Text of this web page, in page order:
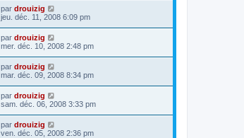
par drouizig
jeu. déc. 11, 2008 6:09 pm
par drouizig
mer. déc. 10, 2008 2:48 pm
par drouizig
mar. déc. 09, 2008 8:34 pm
par drouizig
sam. déc. 06, 2008 3:33 pm
par drouizig
ven. déc. 05, 2008 2:36 pm